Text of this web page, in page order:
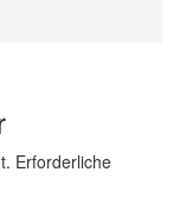
Erforderliche